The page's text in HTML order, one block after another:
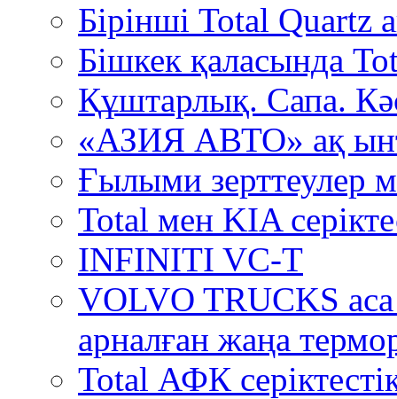
Бірінші Total Quartz
Бішкек қаласында
Құштарлық. Сапа.
«АЗИЯ АВТО» ақ
Ғылыми зерттеулер
Total мен KIA
INFINITI VC-T
VOLVO TRUCKS
арналған жаңа
Total АФК